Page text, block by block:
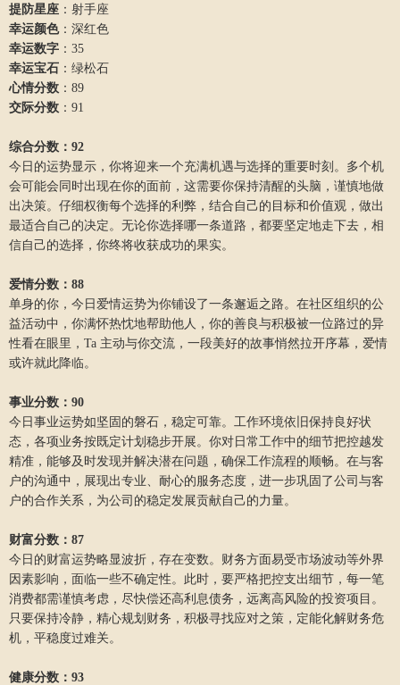
提防星座 ：射手座
幸运颜色：深红色
幸运数字 ：35
幸运宝石 ：绿松石
心情分数 ：89
交际分数 ：91
综合分数：92
今日的运势显示，你将迎来一个充满机遇与选择的重要时刻。多个机
会可能会同时出现在你的面前，这需要你保持清醒的头脑，谨慎地做
出决策。仔细权衡每个选择的利弊，结合自己的目标和价值观，做出
最适合自己的决定。无论你选择哪一条道路，都要坚定地走下去，相
信自己的选择，你终将收获成功的果实。
爱情分数：88
单身的你，今日爱情运势为你铺设了一条邂逅之路。在社区组织的公
益活动中，你满怀热忱地帮助他人，你的善良与积极被一位路过的异
性看在眼里，Ta 主动与你交流，一段美好的故事悄然拉开序幕，爱情
或许就此降临。
事业分数：90
今日事业运势如坚固的磐石，稳定可靠。工作环境依旧保持良好状
态，各项业务按既定计划稳步开展。你对日常工作中的细节把控越发
精准，能够及时发现并解决潜在问题，确保工作流程的顺畅。在与客
户的沟通中，展现出专业、耐心的服务态度，进一步巩固了公司与客
户的合作关系，为公司的稳定发展贡献自己的力量。
财富分数：87
今日的财富运势略显波折，存在变数。财务方面易受市场波动等外界
因素影响，面临一些不确定性。此时，要严格把控支出细节，每一笔
消费都需谨慎考虑，尽快偿还高利息债务，远离高风险的投资项目。
只要保持冷静，精心规划财务，积极寻找应对之策，定能化解财务危
机，平稳度过难关。
健康分数：93